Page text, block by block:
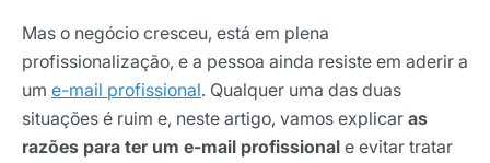
Mas o negócio cresceu, está em plena
profissionalização, e a pessoa ainda resiste em aderir a
um e-mail profissional. Qualquer uma das duas
situações é ruim e, neste artigo, vamos explicar as
razões para ter um e-mail profissional e evitar tratar